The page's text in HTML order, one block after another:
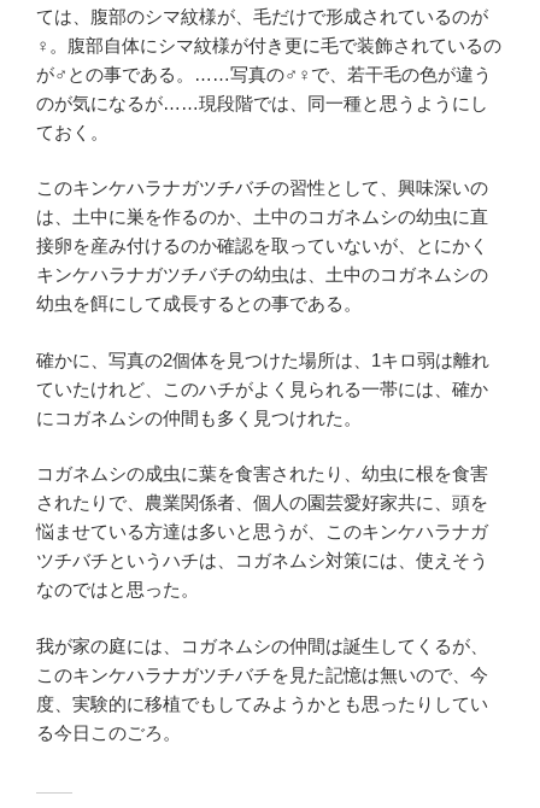
ては、腹部のシマ紋様が、毛だけで形成されているのが
♀。腹部自体にシマ紋様が付き更に毛で装飾されているの
が♂との事である。……写真の♂♀で、若干毛の色が違う
のが気になるが……現段階では、同一種と思うようにし
ておく。
このキンケハラナガツチバチの習性として、興味深いの
は、土中に巣を作るのか、土中のコガネムシの幼虫に直
接卵を産み付けるのか確認を取っていないが、とにかく
キンケハラナガツチバチの幼虫は、土中のコガネムシの
幼虫を餌にして成長するとの事である。
確かに、写真の2個体を見つけた場所は、1キロ弱は離れ
ていたけれど、このハチがよく見られる一帯には、確か
にコガネムシの仲間も多く見つけれた。
コガネムシの成虫に葉を食害されたり、幼虫に根を食害
されたりで、農業関係者、個人の園芸愛好家共に、頭を
悩ませている方達は多いと思うが、このキンケハラナガ
ツチバチというハチは、コガネムシ対策には、使えそう
なのではと思った。
我が家の庭には、コガネムシの仲間は誕生してくるが、
このキンケハラナガツチバチを見た記憶は無いので、今
度、実験的に移植でもしてみようかとも思ったりしてい
る今日このごろ。